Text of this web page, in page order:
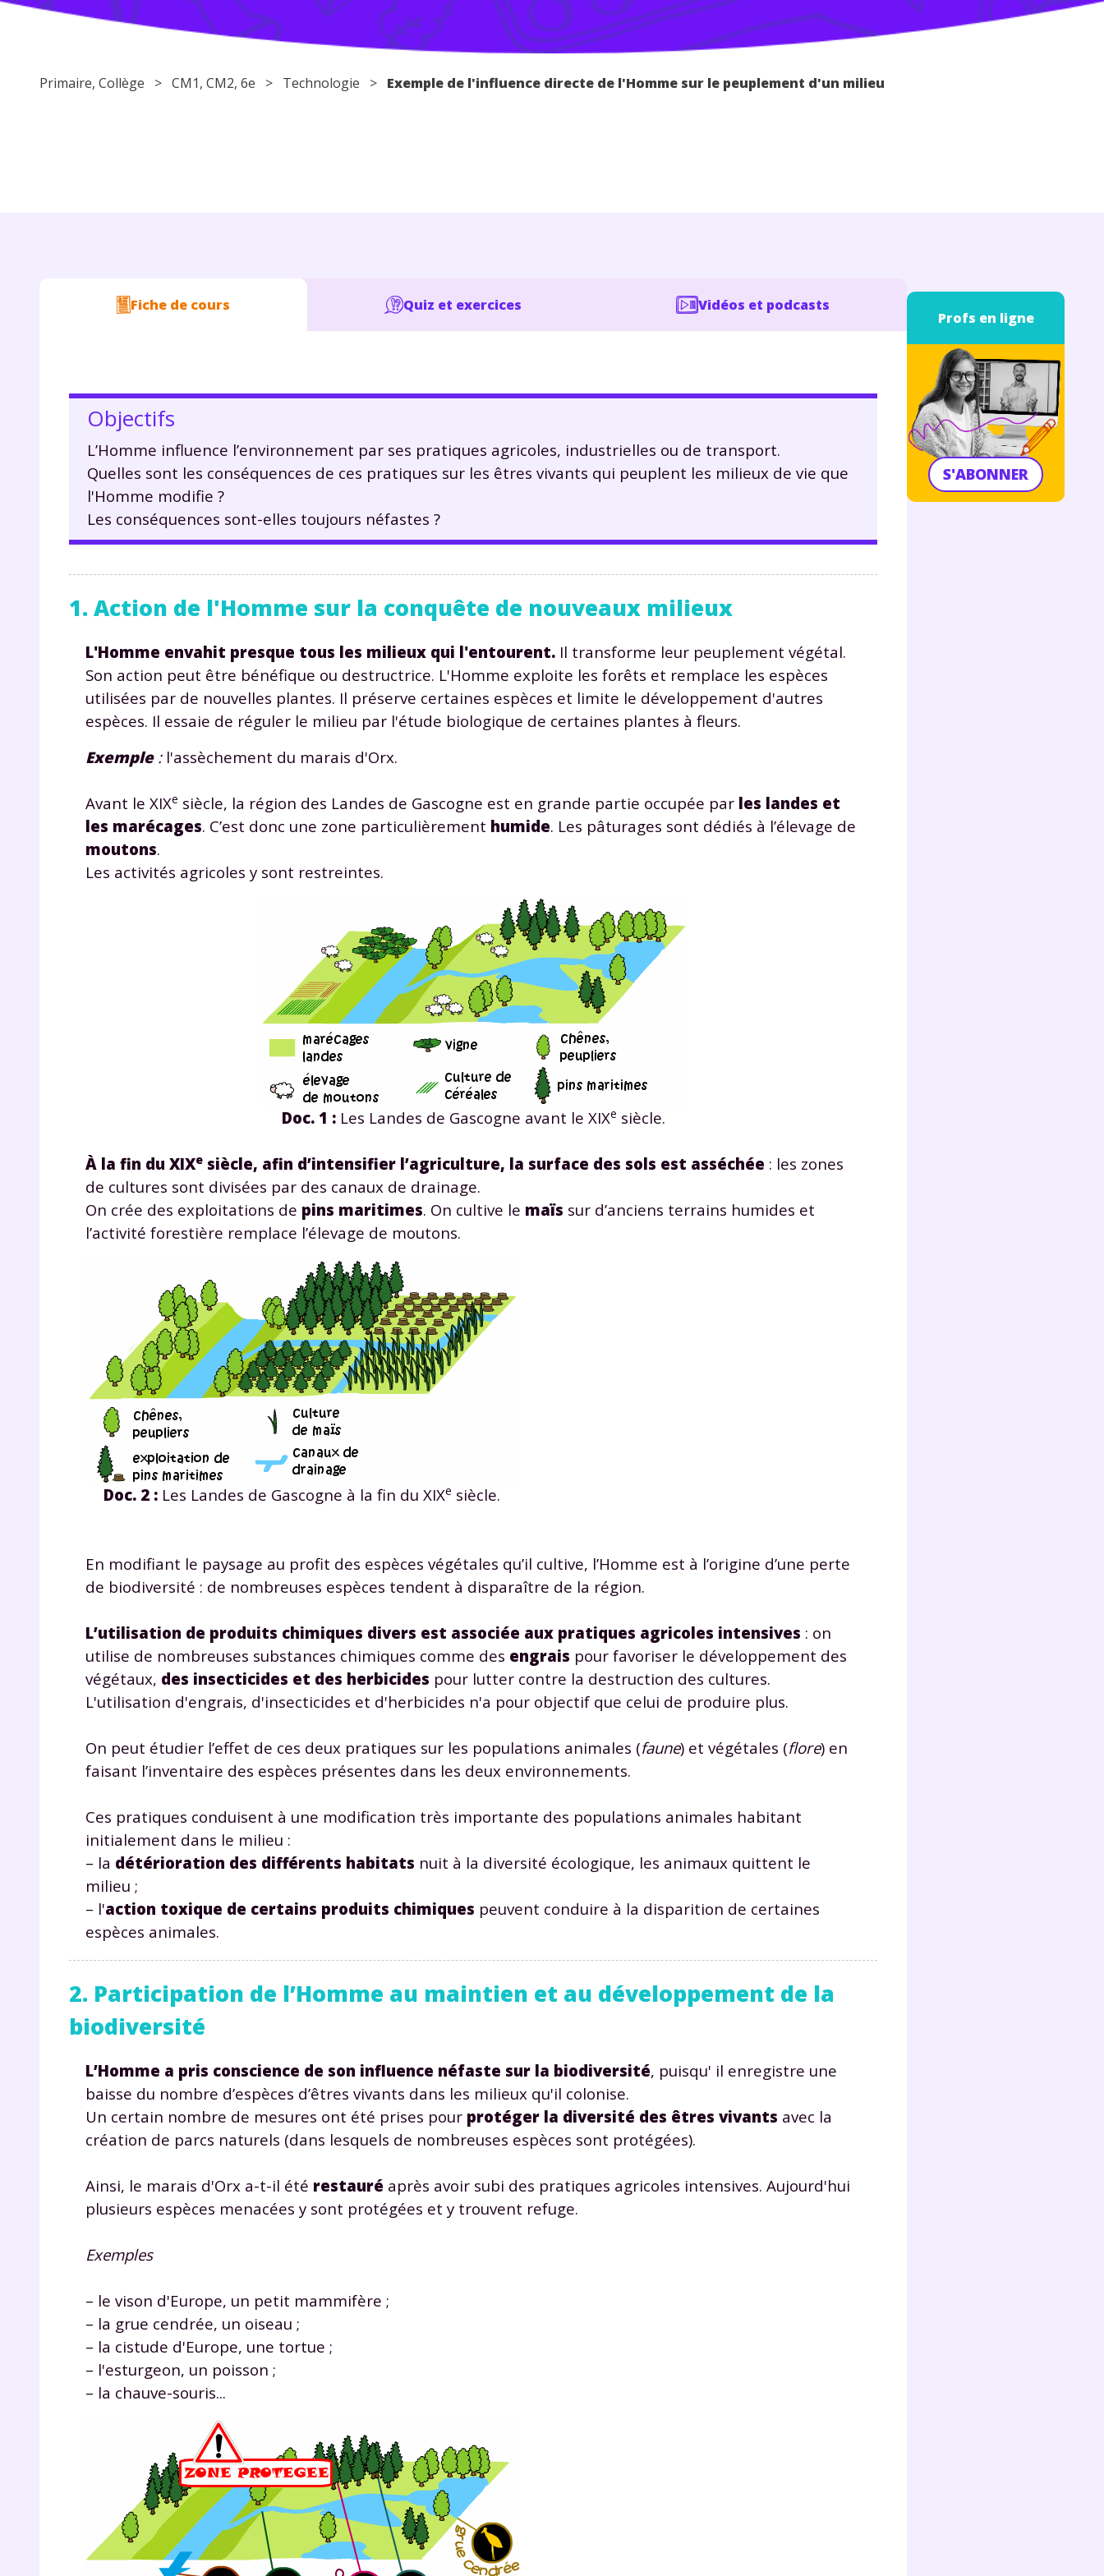
Primaire, Collège > CM1, CM2, 6e > Technologie > Exemple de l'influence directe de l'Homme sur le peuplement d'un milieu
Fiche de cours Quiz et exercices Vidéos et podcasts
Objectifs
L’Homme influence l’environnement par ses pratiques agricoles, industrielles ou de transport.
Quelles sont les conséquences de ces pratiques sur les êtres vivants qui peuplent les milieux de vie que
l'Homme modifie ?
Les conséquences sont-elles toujours néfastes ?
1. Action de l'Homme sur la conquête de nouveaux milieux
L'Homme envahit presque tous les milieux qui l'entourent. Il transforme leur peuplement végétal.
Son action peut être bénéfique ou destructrice. L'Homme exploite les forêts et remplace les espèces
utilisées par de nouvelles plantes. Il préserve certaines espèces et limite le développement d'autres
espèces. Il essaie de réguler le milieu par l'étude biologique de certaines plantes à fleurs.
Exemple:l'assèchement du marais d'Orx.
Avant le XIXe siècle, la région des Landes de Gascogne est en grande partie occupée par les landes et
les marécages. C’est donc une zone particulièrement humide. Les pâturages sont dédiés à l’élevage de
moutons.
Les activités agricoles y sont restreintes.
Doc. 1 :Les Landes de Gascogne avant le XIXe siècle.
À la fin du XIXe siècle, afin d’intensifier l’agriculture, la surface des sols est asséchée : les zones
de cultures sont divisées par des canaux de drainage.
On crée des exploitations de pins maritimes. On cultive le maïs sur d’anciens terrains humides et
l’activité forestière remplace l’élevage de moutons.
Doc. 2 :Les Landes de Gascogne à la fin du XIXe siècle.
En modifiant le paysage au profit des espèces végétales qu’il cultive, l’Homme est à l’origine d’une perte
de biodiversité : de nombreuses espèces tendent à disparaître de la région.
L’utilisation de produits chimiques divers est associée aux pratiques agricoles intensives : on
utilise de nombreuses substances chimiques comme des engrais pour favoriser le développement des
végétaux, des insecticides et des herbicides pour lutter contre la destruction des cultures.
L'utilisation d'engrais, d'insecticides et d'herbicides n'a pour objectif que celui de produire plus.
On peut étudier l’effet de ces deux pratiques sur les populations animales (faune) et végétales (flore) en
faisant l’inventaire des espèces présentes dans les deux environnements.
Ces pratiques conduisent à une modification très importante des populations animales habitant
initialement dans le milieu :
– la détérioration des différents habitats nuit à la diversité écologique, les animaux quittent le
milieu ;
– l'action toxique de certains produits chimiques peuvent conduire à la disparition de certaines
espèces animales.
2. Participation de l’Homme au maintien et au développement de la
biodiversité
L’Homme a pris conscience de son influence néfaste sur la biodiversité, puisqu' il enregistre une
baisse du nombre d’espèces d’êtres vivants dans les milieux qu'il colonise.
Un certain nombre de mesures ont été prises pour protéger la diversité des êtres vivants avec la
création de parcs naturels (dans lesquels de nombreuses espèces sont protégées).
Ainsi, le marais d'Orx a-t-il été restauré après avoir subi des pratiques agricoles intensives. Aujourd'hui
plusieurs espèces menacées y sont protégées et y trouvent refuge.
Exemples
– le vison d'Europe, un petit mammifère ;
– la grue cendrée, un oiseau ;
– la cistude d'Europe, une tortue ;
– l'esturgeon, un poisson ;
– la chauve-souris...
Profs en ligne
S'ABONNER
Fermer
Envie de progresser et de
réussir votre année scolaire ?
Testez gratuitement pendant 24h
notre plateforme de soutien scolaire !
Unespace dédié aux
* Votre code d'accès sera envoyé à cette adresse e-mail. En renseignant votre e-mail, vous
consentez à ce que vos données à caractère personnel soient traitées par SEJER, sous la
marque myMaxicours, afin que SEJER puisse vous donner accès au service de soutien scolaire
pendant 24h. Pour en savoir plus sur la gestion de vos données personnelles et pour exercer
vos droits, vous pouvez consulter notre charte.
J’accepte de recevoir les actualités et des communications de la
part de myMaxicours.
newsletter. Vous pourrez vous désinscrire à tout moment, à travers le lien de
notre charte.